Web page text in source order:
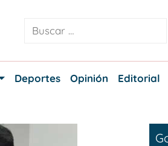
Deportes Opinión Editorial